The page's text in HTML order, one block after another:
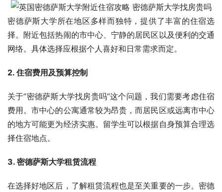
密德萨斯大学所在地区多样而独特，提供了丰富的住宿选
择。附近包括热闹的市中心、宁静的居民区以及便利的交通
网络。具体选择应根据个人喜好和日常需求而定。
2. 住宿费用及预算控制
关于“密德萨斯大学找房贵吗”这个问题，我们需要考虑住宿
费用。市中心的公寓通常较为昂贵，而居民区或远离市中心
的地方可能更为经济实惠。留学生可以根据自身预算合理选
择住宿地点。
3. 密德萨斯大学租赁流程
在选择好地区后，了解租赁流程也是至关重要的一步。密德